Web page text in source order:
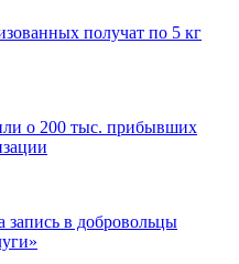
получат по 5 кг
о 200 тыс. прибывших
запись в добровольцы